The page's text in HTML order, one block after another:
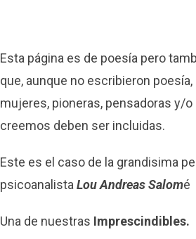
Esta página es de poesía pero
que, aunque no escribieron
mujeres, pioneras, pensadoras y/
creemos deben ser incluidas.
Este es el caso de la grandisima
psicoanalistaLou Andreas Salomé
Una de nuestras Imprescindibles.